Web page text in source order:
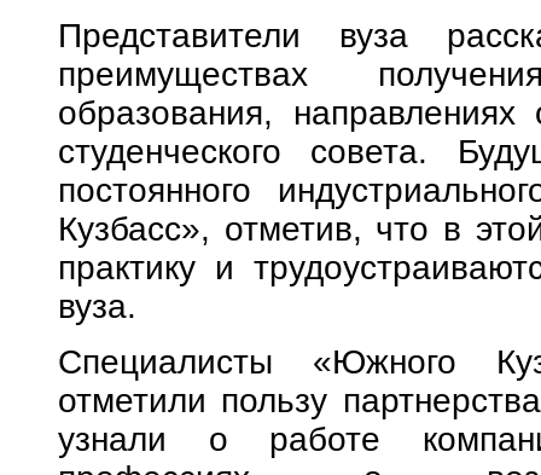
Представители вуза
преимуществах
образования,
студенческого совета.
постоянного
Кузбасс», отметив, что в
практику и
вуза.
Специалисты «Южного
отметили пользу
узнали о работе